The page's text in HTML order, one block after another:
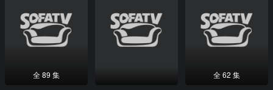
全 89 集 全 62 集